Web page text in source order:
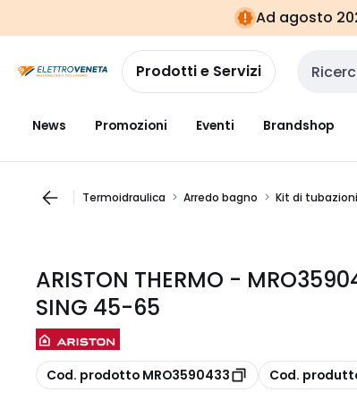
navigazionealla
pagina
Ad agosto
Prodotti e Servizi Cerca
News Promozioni Eventi Brandshop
Termoidraulica Arredo bagno Kit di
ARISTON THERMO -
SING 45-65
copia
Cod. prodotto MRO3590433 copia
Cod.